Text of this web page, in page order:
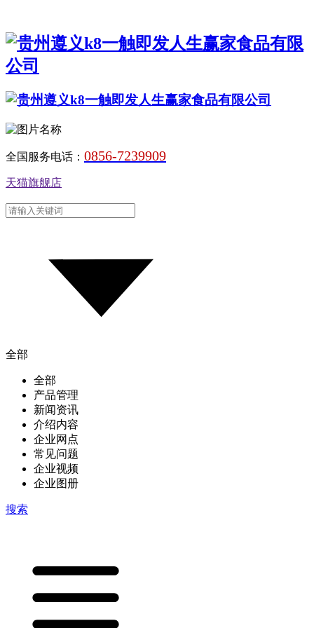
全国服务电话： 0856-7239909
天猫旗舰店
全部
全部
产品管理
新闻资讯
介绍内容
企业网点
常见问题
企业视频
企业图册
搜索